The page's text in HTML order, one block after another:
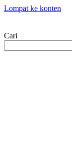
Lompat ke konten
Cari